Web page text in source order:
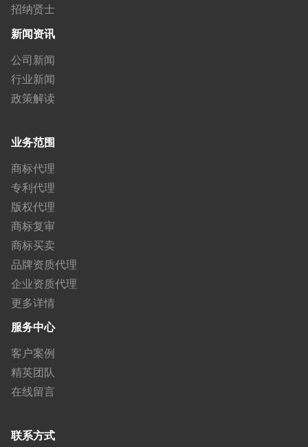
招纳贤士
新闻资讯
公司新闻
行业新闻
政策解读
业务范围
商标代理
专利代理
版权代理
商标复审
商标买卖
品牌资质代理
企业资质代理
更多详情
服务中心
客户案例
精英团队
在线留言
联系方式